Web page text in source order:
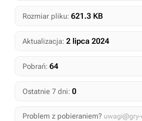
Rozmiar pliku: 621.3 KB
Aktualizacja: 2 lipca 2024
Pobrań: 64
Ostatnie 7 dni: 0
Problem z pobieraniem?